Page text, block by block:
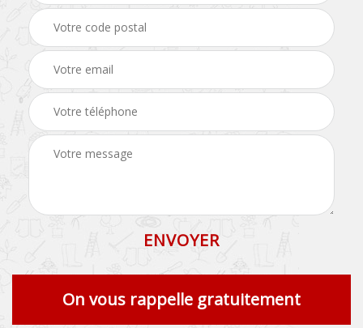
On vous rappelle gratuitement